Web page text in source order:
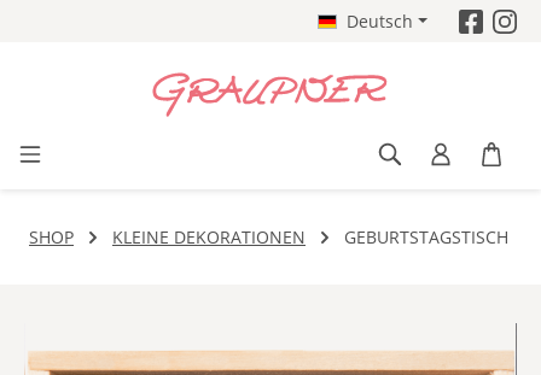
Deutsch
SHOP KLEINE DEKORATIONEN GEBURTSTAGSTISCH